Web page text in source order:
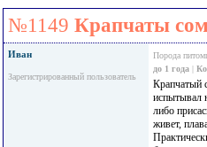
№1149 Крапчаты
Иван
Зарегистрированный пользователь
Порода
до 1 года |
Крапчатый
испытывал
либо
живет,